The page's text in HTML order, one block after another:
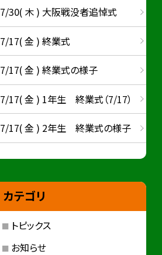
7/30( 木 ) 大阪戦没者追悼式
7/17( 金 ) 終業式
7/17( 金 ) 終業式の様子
7/17( 金 ) 1年生 終業式（7/17）
7/17( 金 ) 2年生 終業式の様子
カテゴリ
トピックス
お知らせ